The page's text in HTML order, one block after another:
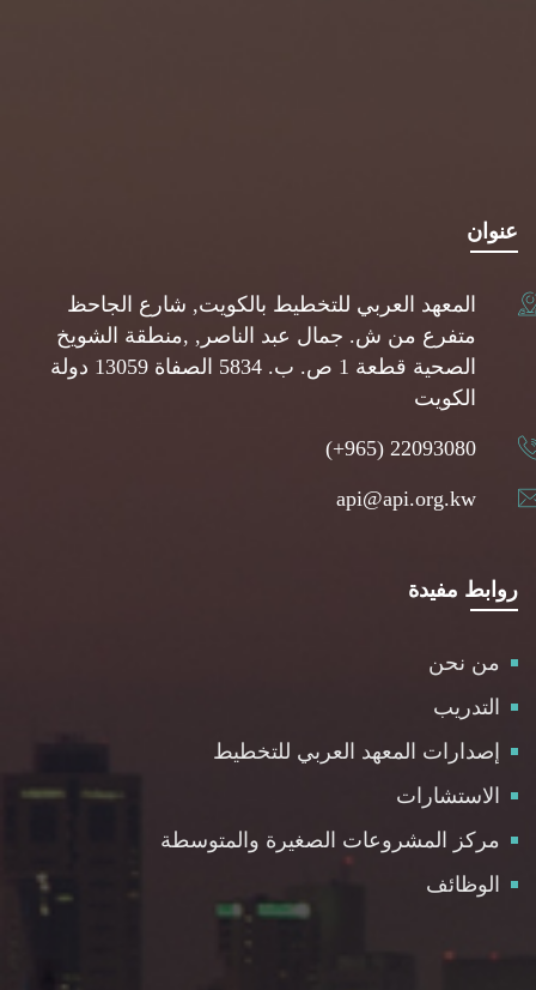
عنوان
المعهد العربي للتخطيط بالكويت, شارع الجاحظ
متفرع من ش. جمال عبد الناصر, ,منطقة الشويخ
الصحية قطعة 1 ص. ب. 5834 الصفاة 13059 دولة
الكويت
(+965) 22093080
api@api.org.kw
روابط مفيدة
من نحن
التدريب
إصدارات المعهد العربي للتخطيط
الاستشارات
مركز المشروعات الصغيرة والمتوسطة
الوظائف